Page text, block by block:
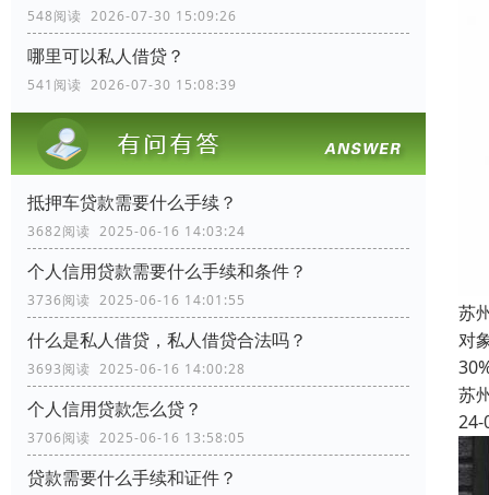
548阅读 2026-07-30 15:09:26
哪里可以私人借贷？
541阅读 2026-07-30 15:08:39
抵押车贷款需要什么手续？
3682阅读 2025-06-16 14:03:24
个人信用贷款需要什么手续和条件？
3736阅读 2025-06-16 14:01:55
什么是私人借贷，私人借贷合法吗？
3693阅读 2025-06-16 14:00:28
个人信用贷款怎么贷？
3706阅读 2025-06-16 13:58:05
贷款需要什么手续和证件？
苏
对
苏
24-